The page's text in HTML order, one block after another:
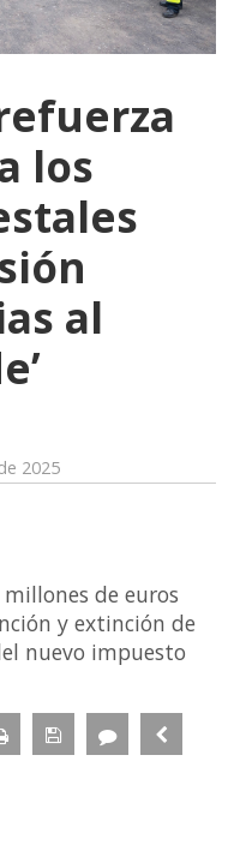
los
al
2025
de euros
y extinción de
nuevo impuesto